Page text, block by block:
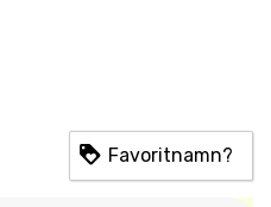
Favoritnamn?